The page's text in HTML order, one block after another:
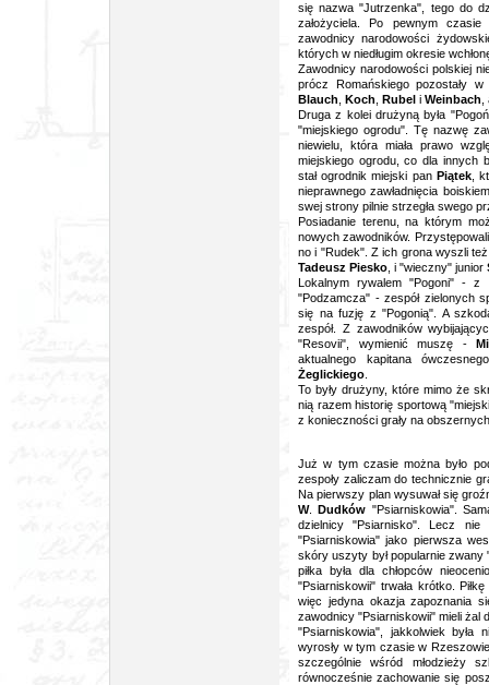
się nazwa "Jutrzenka", tego do
założyciela. Po pewnym
zawodnicy narodowości
których w niedługim okresie
Zawodnicy narodowości polskiej
prócz Romańskiego pozostały
Blauch Koch Rubel i Weinbach
Druga z kolei drużyną była
"miejskiego ogrodu". Tę nazwę
niewielu, która miała prawo
miejskiego ogrodu, co dla innych
stał ogrodnik miejski pan Piątek,
nieprawnego zawładnięcia
swej strony pilnie strzegła swego
Posiadanie terenu, na którym
nowych zawodników.
no i "Rudek". Z ich grona wyszli
Tadeusz Piesko , i "wieczny" junior
Lokalnym rywalem "Pogoni" - z
"Podzamcza" - zespół zielonych
się na fuzję z "Pogonią". A
zespół. Z zawodników
"Resovii", wymienić muszę -
aktualnego kapitana
Żeglickiego
To były drużyny, które mimo że
nią razem historię sportową
z konieczności grały na
Już w tym czasie można było
zespoły zaliczam do technicznie
Na pierwszy plan wysuwał się
W.Dudków "Psiarniskowia".
dzielnicy "Psiarnisko". Lecz nie
"Psiarniskowia" jako pierwsza
skóry uszyty był popularnie zwany
piłka była dla chłopców
"Psiarniskowii" trwała krótko.
więc jedyna okazja zapoznania
zawodnicy "Psiarniskowii" mieli żal
"Psiarniskowia", jakkolwiek
wyrosły w tym czasie w
szczególnie wśród młodzieży
równocześnie zachowanie się